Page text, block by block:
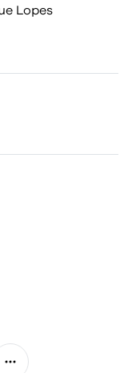
Lopes